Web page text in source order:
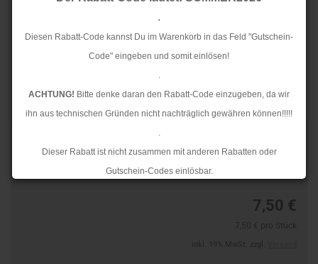
.
Diesen Rabatt-Code kannst Du im Warenkorb in das Feld "Gutschein-
Code" eingeben und somit einlösen!
.
ACHTUNG! Bitte denke daran den Rabatt-Code einzugeben, da wir
ihn aus technischen Gründen nicht nachträglich gewähren können!!!!!
.
Dieser Rabatt ist nicht zusammen mit anderen Rabatten oder
Gutschein-Codes einlösbar.
Ab dem 17.08.2026 versenden wir wieder wie gewohnt. Aufgrund des
7,50 €